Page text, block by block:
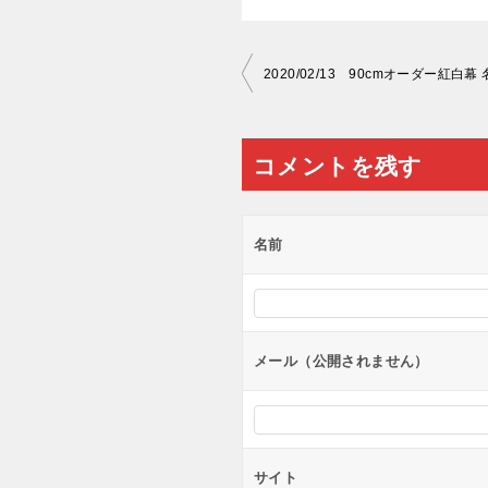
投
ナ
ビ
ー
ョ
ン
2020/02/13 90cmオーダー紅白幕
コメントを残す
名前
メール（公開されません）
サイト